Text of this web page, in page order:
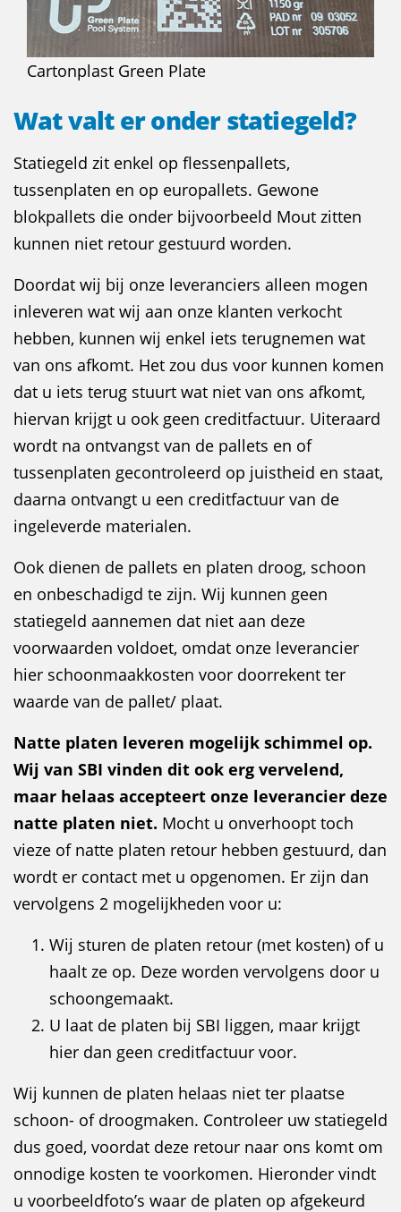
Cartonplast Green Plate
Wat valt er onder statiegeld?
Statiegeld zit enkel op flessenpallets,
tussenplaten en op europallets. Gewone
blokpallets die onder bijvoorbeeld Mout zitten
kunnen niet retour gestuurd worden.
Doordat wij bij onze leveranciers alleen mogen
inleveren wat wij aan onze klanten verkocht
hebben, kunnen wij enkel iets terugnemen wat
van ons afkomt. Het zou dus voor kunnen komen
dat u iets terug stuurt wat niet van ons afkomt,
hiervan krijgt u ook geen creditfactuur. Uiteraard
wordt na ontvangst van de pallets en of
tussenplaten gecontroleerd op juistheid en staat,
daarna ontvangt u een creditfactuur van de
ingeleverde materialen.
Ook dienen de pallets en platen droog, schoon
en onbeschadigd te zijn. Wij kunnen geen
statiegeld aannemen dat niet aan deze
voorwaarden voldoet, omdat onze leverancier
hier schoonmaakkosten voor doorrekent ter
waarde van de pallet/ plaat.
Natte platen leveren mogelijk schimmel op.
Wij van SBI vinden dit ook erg vervelend,
maar helaas accepteert onze leverancier deze
natte platen niet. Mocht u onverhoopt toch
vieze of natte platen retour hebben gestuurd, dan
wordt er contact met u opgenomen. Er zijn dan
vervolgens 2 mogelijkheden voor u:
Wij sturen de platen retour (met kosten) of u
haalt ze op. Deze worden vervolgens door u
schoongemaakt.
U laat de platen bij SBI liggen, maar krijgt
hier dan geen creditfactuur voor.
Wij kunnen de platen helaas niet ter plaatse
schoon- of droogmaken. Controleer uw statiegeld
dus goed, voordat deze retour naar ons komt om
onnodige kosten te voorkomen. Hieronder vindt
u voorbeeldfoto’s waar de platen op afgekeurd